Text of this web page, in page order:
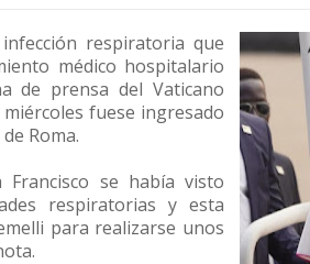
respiratoria que
médico hospitalario
de prensa del Vaticano
fuese ingresado
Roma.
se había visto
respiratorias y esta
para realizarse unos